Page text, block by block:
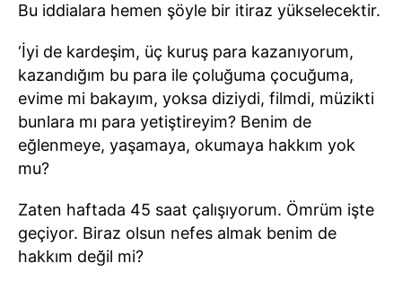
Bu iddialara hemen şöyle bir itiraz yükselecektir.
‘İyi de kardeşim, üç kuruş para kazanıyorum,
kazandığım bu para ile çoluğuma çocuğuma,
evime mi bakayım, yoksa diziydi, filmdi, müzikti
bunlara mı para yetiştireyim? Benim de
eğlenmeye, yaşamaya, okumaya hakkım yok
mu?
Zaten haftada 45 saat çalışıyorum. Ömrüm işte
geçiyor. Biraz olsun nefes almak benim de
hakkım değil mi?